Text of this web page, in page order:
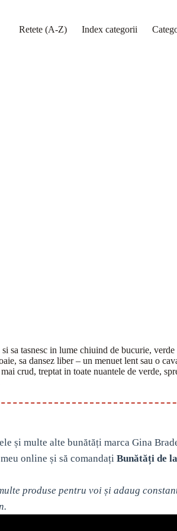
Retete (A-Z) Index categorii
sa tasnesc in lume chiuind de bucurie, verde
sa dansez liber – un menuet lent sau o
crud, treptat in toate nuantele de verde,
și multe alte bunătăți marca Gina
online și să comandați Bunătăți de
produse pentru voi și adaug